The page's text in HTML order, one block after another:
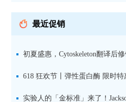
最近促销
初夏盛惠，Cytoskeleton翻译后
品线放价啦！
618 狂欢节丨弹性蛋白酶 限时特
实验人的「金标准」来了！